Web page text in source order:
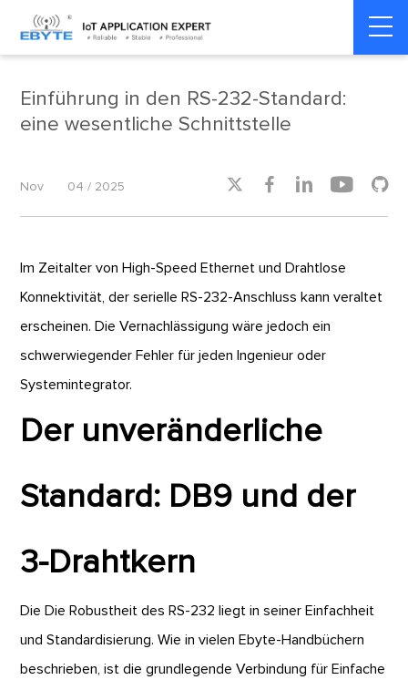
Home > Industry dynamics > Industry dynamics
Einführung in den RS-232-Standard:
eine wesentliche Schnittstelle
Nov 04 / 2025     
Im Zeitalter von High-Speed Ethernet und Drahtlose
Konnektivität, der serielle RS-232-Anschluss kann veraltet
erscheinen. Die Vernachlässigung wäre jedoch ein
schwerwiegender Fehler für jeden Ingenieur oder
Systemintegrator.
Der unveränderliche
Standard: DB9 und der
3-Drahtkern
Die Die Robustheit des RS-232 liegt in seiner Einfachheit
und Standardisierung. Wie in vielen Ebyte-Handbüchern
beschrieben, ist die grundlegende Verbindung für Einfache